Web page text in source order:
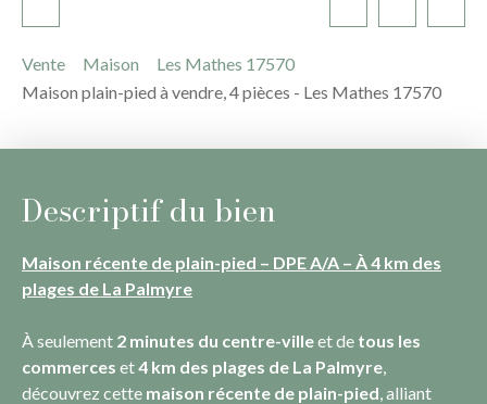
Vente Maison
Les Mathes 17570
Maison plain-pied à vendre, 4 pièces - Les Mathes 17570
Descriptif du bien
Maison récente de plain-pied – DPE A/A – À 4 km des
plages de La Palmyre
À seulement 2 minutes du centre-villeet de tous les
commerces et4 km des plages de La Palmyre,
découvrez cette maison récente de plain-pied, alliant